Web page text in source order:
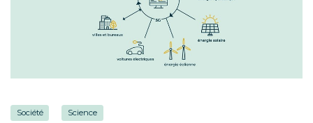
Société Science